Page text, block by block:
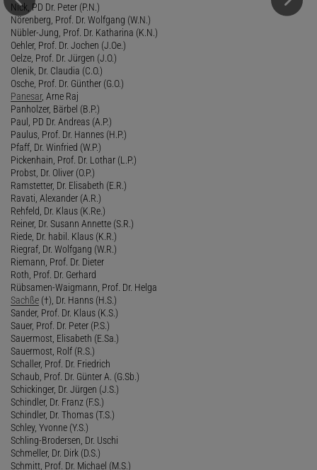
Nick, PD Dr. Peter (P.N.)
Nörenberg, Prof. Dr. Wolfgang (W.N.)
Nübler-Jung, Prof. Dr. Katharina (K.N.)
Oehler, Prof. Dr. Jochen (J.Oe.)
Oelze, Prof. Dr. Jürgen (J.O.)
Olenik, Dr. Claudia (C.O.)
Osche, Prof. Dr. Günther (G.O.)
Panesar, Arne Raj
Panholzer, Bärbel (B.P.)
Paul, PD Dr. Andreas (A.P.)
Paulus, Prof. Dr. Hannes (H.P.)
Pfaff, Dr. Winfried (W.P.)
Pickenhain, Prof. Dr. Lothar (L.P.)
Probst, Dr. Oliver (O.P.)
Ramstetter, Dr. Elisabeth (E.R.)
Ravati, Alexander (A.R.)
Rehfeld, Dr. Klaus (K.Re.)
Reiner, Dr. Susann Annette (S.R.)
Riede, Dr. habil. Klaus (K.R.)
Riegraf, Dr. Wolfgang (W.R.)
Riemann, Prof. Dr. Dieter
Roth, Prof. Dr. Gerhard
Rübsamen-Waigmann, Prof. Dr. Helga
Sachße (†), Dr. Hanns (H.S.)
Sander, Prof. Dr. Klaus (K.S.)
Sauer, Prof. Dr. Peter (P.S.)
Sauermost, Elisabeth (E.Sa.)
Sauermost, Rolf (R.S.)
Schaller, Prof. Dr. Friedrich
Schaub, Prof. Dr. Günter A. (G.Sb.)
Schickinger, Dr. Jürgen (J.S.)
Schindler, Dr. Franz (F.S.)
Schindler, Dr. Thomas (T.S.)
Schley, Yvonne (Y.S.)
Schling-Brodersen, Dr. Uschi
Schmeller, Dr. Dirk (D.S.)
Schmitt, Prof. Dr. Michael (M.S.)